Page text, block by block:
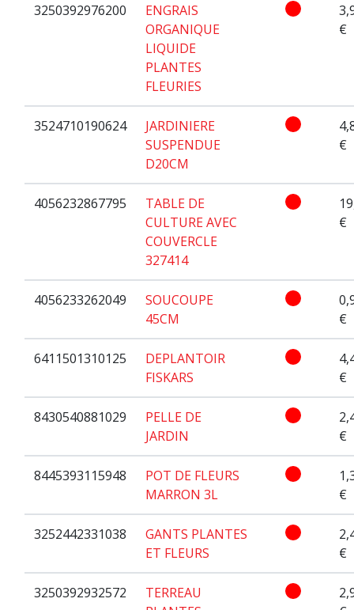
3250392976200
ENGRAIS
ORGANIQUE
LIQUIDE
PLANTES
FLEURIES
€
3524710190624
JARDINIERE
SUSPENDUE
D20CM
€
4056232867795
TABLE DE
CULTURE AVEC
COUVERCLE
327414
€
4056233262049
SOUCOUPE
45CM
€
6411501310125
DEPLANTOIR
FISKARS
€
8430540881029
PELLE DE
JARDIN
€
8445393115948
POT DE FLEURS
MARRON 3L
€
3252442331038
GANTS PLANTES
ET FLEURS
€
3250392932572
TERREAU